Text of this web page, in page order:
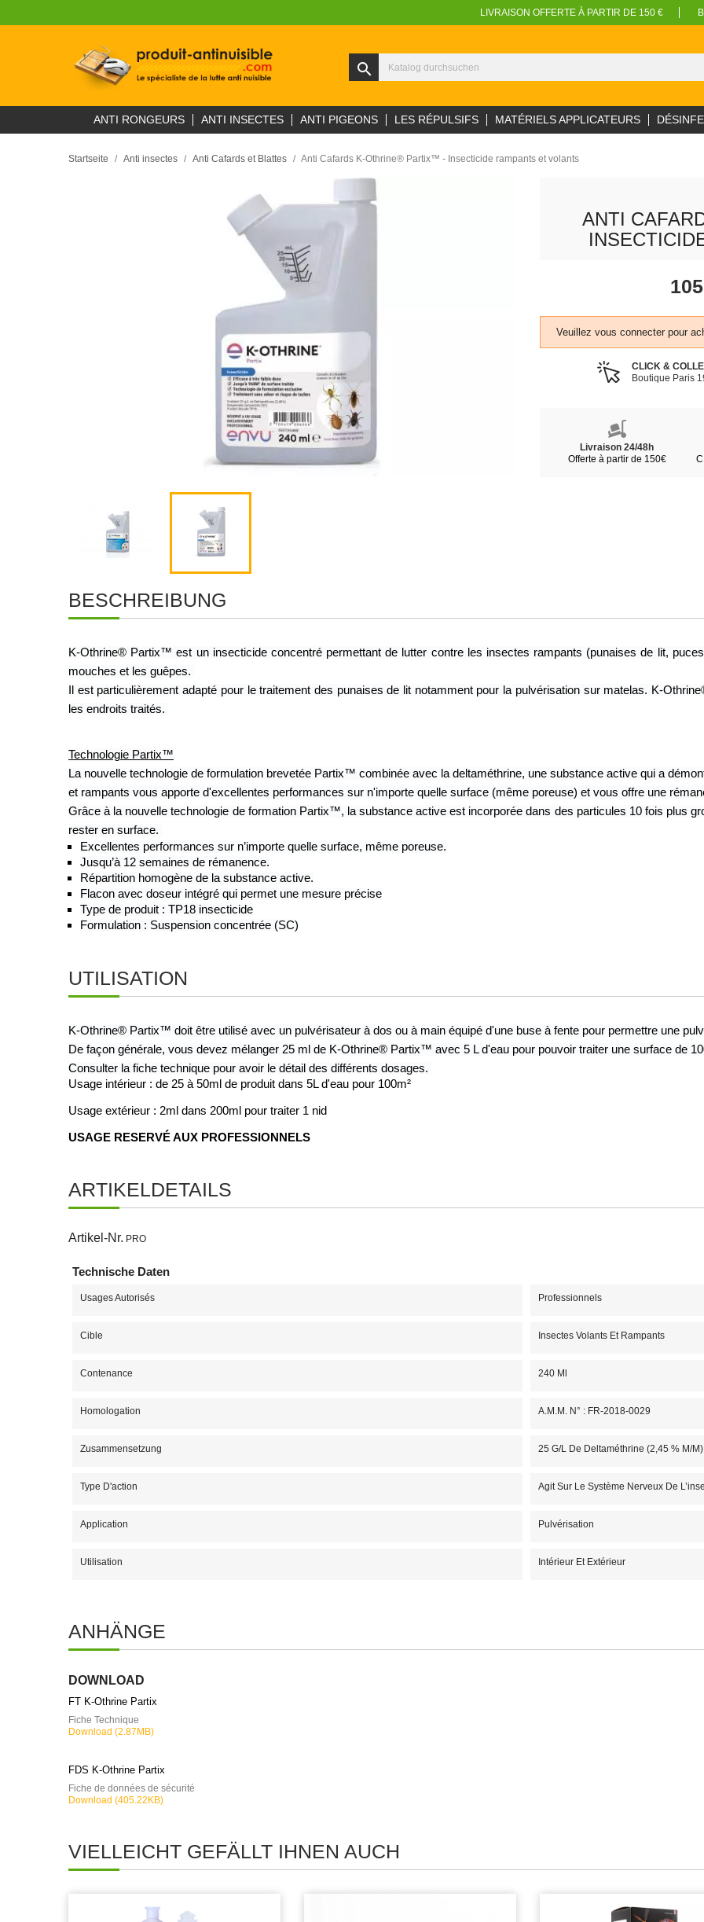
LIVRAISON OFFERTE À PARTIR DE 150 €
search
ANTI RONGEURS ANTI INSECTES ANTI PIGEONS LES RÉPULSIFS MATÉRIELS APPLICATEURS
Startseite Anti insectes Anti Cafards et Blattes Anti Cafards K-Othrine® Partix™ - Insecticide rampants et volants
ANTI
Veuillez vous connecter pour
CLICK &
Boutique Paris
Livraison 24/48h
Offerte à partir de 150€
BESCHREIBUNG
K-Othrine® Partix™ est un insecticide concentré permettant de lutter contre les insectes rampants (punaises de lit,
mouches et les guêpes.
Il est particulièrement adapté pour le traitement des punaises de lit notamment pour la pulvérisation sur matelas. K-
les endroits traités.
Technologie Partix™
La nouvelle technologie de formulation brevetée Partix™ combinée avec la deltaméthrine, une substance active qui a
et rampants vous apporte d'excellentes performances sur n'importe quelle surface (même poreuse) et vous offre une
Grâce à la nouvelle technologie de formation Partix™, la substance active est incorporée dans des particules 10 fois plus
rester en surface.
Excellentes performances sur n’importe quelle surface, même poreuse.
Jusqu’à 12 semaines de rémanence.
Répartition homogène de la substance active.
Flacon avec doseur intégré qui permet une mesure précise
Type de produit : TP18 insecticide
Formulation : Suspension concentrée (SC)
UTILISATION
K-Othrine® Partix™ doit être utilisé avec un pulvérisateur à dos ou à main équipé d'une buse à fente pour permettre une
De façon générale, vous devez mélanger 25 ml de K-Othrine® Partix™ avec 5 L d'eau pour pouvoir traiter une surface de
Consulter la fiche technique pour avoir le détail des différents dosages.
Usage intérieur : de 25 à 50ml de produit dans 5L d'eau pour 100m²
Usage extérieur : 2ml dans 200ml pour traiter 1 nid
USAGE RESERVÉ AUX PROFESSIONNELS
ARTIKELDETAILS
Artikel-Nr. PRO
Technische Daten
Usages Autorisés Professionnels
Cible Insectes Volants Et Rampants
Contenance 240 Ml
Homologation A.M.M. N° : FR-2018-0029
Zusammensetzung 25 G/L De Deltaméthrine (2,45 % M/m)
Type D'action Agit Sur Le Système Nerveux De
Application Pulvérisation
Utilisation Intérieur Et Extérieur
ANHÄNGE
DOWNLOAD
FT K-Othrine Partix
Fiche Technique
Download (2.87MB)
FDS K-Othrine Partix
Fiche de données de sécurité
Download (405.22KB)
VIELLEICHT GEFÄLLT IHNEN AUCH